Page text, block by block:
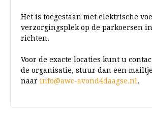
Het is toegestaan met elektrische
verzorgingsplek op de parkoersen
richten.
Voor de exacte locaties kunt u
de organisatie, stuur dan een mailtje
naar info@awc-avond4daagse.nl .